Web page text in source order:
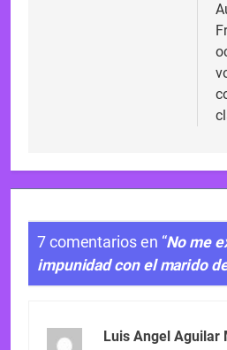
7 comentarios en “No me
impunidad con el marido
Luis Angel Aguilar